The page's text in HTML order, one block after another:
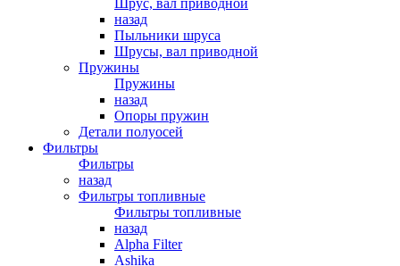
Шрус, вал приводной
назад
Пыльники шруса
Шрусы, вал приводной
Пружины
Пружины
назад
Опоры пружин
Детали полуосей
Фильтры
Фильтры
назад
Фильтры топливные
Фильтры топливные
назад
Alpha Filter
Ashika